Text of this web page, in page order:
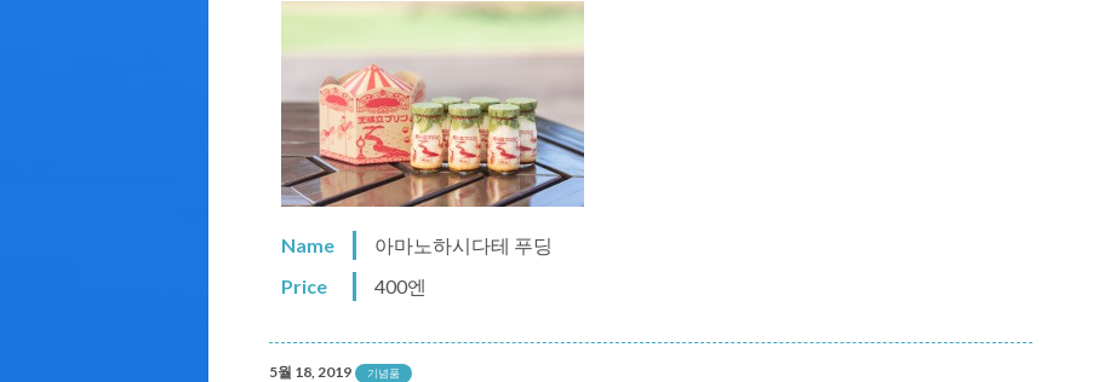
Name
아마노하시다테 푸딩
Price
400엔
5월 18, 2019 기념품